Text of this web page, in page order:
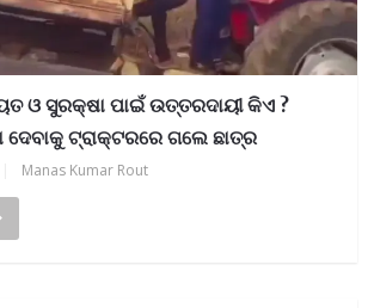
ଓ ସୁରକ୍ଷା ପାଇଁ ଉତ୍ତରଦାୟୀ କିଏ ?
ଟ୍ରାକ୍ଟରରେ ଗଲେ ଛାତ୍ର
Manas Kumar Rout